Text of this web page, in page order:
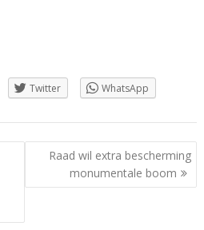
Twitter WhatsApp
Raad wil extra bescherming
monumentale boom